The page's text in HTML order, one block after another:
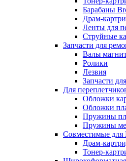
Барабаны
Драм-
Ленты для
Струйные
Запчасти для
Валы
Ролики
Лезвия
Запчасти
Для
Обложки
Обложки
Пружины
Пружины
Совместимые для
Драм-
Тонер-